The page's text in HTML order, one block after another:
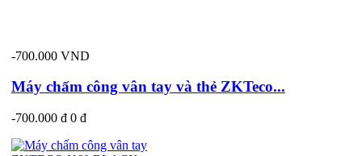
-700.000 VND
Máy chấm công vân tay và thẻ ZKTeco...
-700.000 đ 0 đ